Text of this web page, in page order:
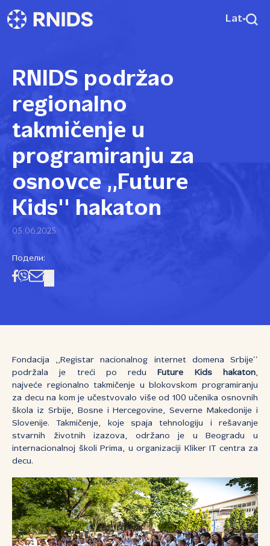
Lat
RNIDS podržao
regionalno
takmičenje u
programiranju za
osnovce ,,Future
Kids'' hakaton
05.06.2025
Подели:
Fondacija ,,Registar nacionalnog internet domena Srbije’’
podržala je treći po redu
Future Kids hakaton,
najveće regionalno takmičenje u blokovskom programiranju
za decu na kom je učestvovalo više od 100 učenika osnovnih
škola iz Srbije, Bosne i Hercegovine, Severne Makedonije i
Slovenije. Takmičenje, koje spaja tehnologiju i rešavanje
stvarnih životnih izazova, održano je u Beogradu u
internacionalnoj školi Prima, u organizaciji Kliker IT centra za
decu.